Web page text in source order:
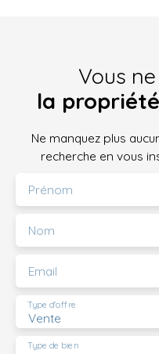
Vous
la
Ne manquez plus
recherche en vous
Prénom
Nom
Email
Vente
Type d'offre
Type de bien